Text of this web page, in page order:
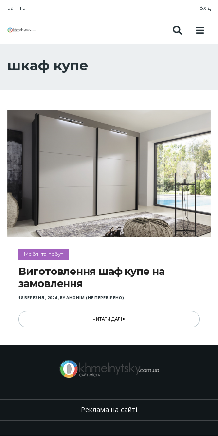
ua | ru Вхід
шкаф купе
Меблі та побут
Виготовлення шаф купе на
замовлення
18 БЕРЕЗНЯ , 2024,BYАНОНІМ (НЕ ПЕРЕВІРЕНО)
ЧИТАТИ ДАЛІ
Реклама на сайті